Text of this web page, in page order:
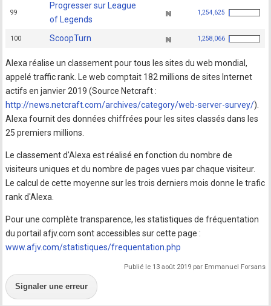
99
Progresser sur League
of Legends
1,254,625
100 ScoopTurn 1,258,066
Alexa réalise un classement pour tous les sites du web mondial,
appelé traffic rank. Le web comptait 182 millions de sites Internet
actifs en janvier 2019 (Source Netcraft :
http://news.netcraft.com/archives/category/web-server-survey/).
Alexa fournit des données chiffrées pour les sites classés dans les
25 premiers millions.
Le classement d'Alexa est réalisé en fonction du nombre de
visiteurs uniques et du nombre de pages vues par chaque visiteur.
Le calcul de cette moyenne sur les trois derniers mois donne le trafic
rank d'Alexa.
Pour une complète transparence, les statistiques de fréquentation
du portail afjv.com sont accessibles sur cette page :
www.afjv.com/statistiques/frequentation.php
Publié le 13 août 2019 par Emmanuel Forsans
Signaler une erreur